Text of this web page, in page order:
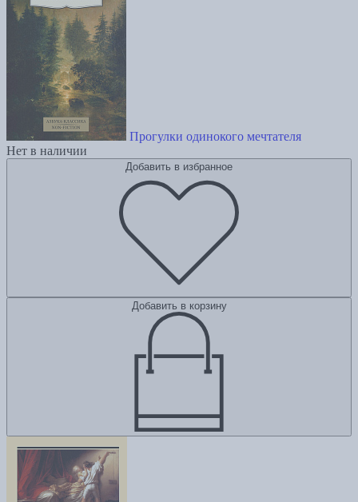
Прогулки одинокого мечтателя
Нет в наличии
Добавить в избранное
Добавить в корзину